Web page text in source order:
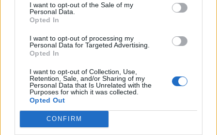
I want to opt-out of the Sale of my
Personal Data.
Opted In
I want to opt-out of processing my
Personal Data for Targeted Advertising.
Opted In
I want to opt-out of Collection, Use,
Retention, Sale, and/or Sharing of my
Personal Data that Is Unrelated with the
Purposes for which it was collected.
Opted Out
CONFIRM
3
MATKAILU
Finnairin lennoista osan lentää